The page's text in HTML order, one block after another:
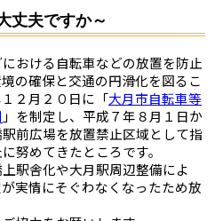
丈夫ですか～
おける自転車などの放置を防止
の確保と交通の円滑化を図るこ
２月２０日に「大月市自転車等
」を制定し、平成７年８月１日か
前広場を放置禁止区域として指
努めてきたところです。
駅舎化や大月駅周辺整備によ
実情にそぐわなくなったため放